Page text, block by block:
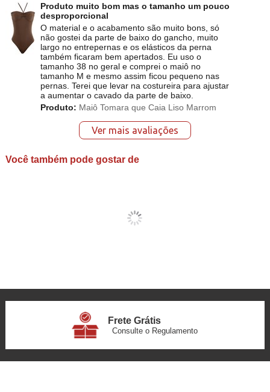
Produto muito bom mas o tamanho um pouco
desproporcional
O material e o acabamento são muito bons, só
não gostei da parte de baixo do gancho, muito
largo no entrepernas e os elásticos da perna
também ficaram bem apertados. Eu uso o
tamanho 38 no geral e comprei o maiô no
tamanho M e mesmo assim ficou pequeno nas
pernas. Terei que levar na costureira para ajustar
a aumentar o cavado da parte de baixo.
Produto: Maiô Tomara que Caia Liso Marrom
Ver mais avaliações
Você também pode gostar de
Frete Grátis
Consulte o Regulamento